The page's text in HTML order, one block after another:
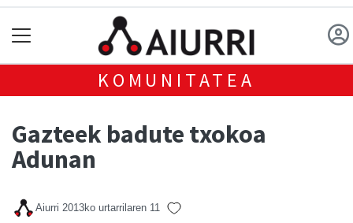
KOMUNITATEA
Gazteek badute txokoa
Adunan
Aiurri 2013ko urtarrilaren 11